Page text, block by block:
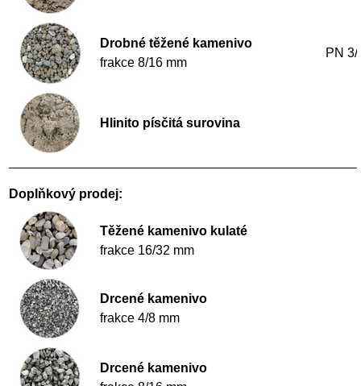
Drobné těžené kamenivo
frakce 8/16 mm
PN
Hlinito písčitá surovina
Doplňkový prodej:
Těžené kamenivo kulaté
frakce 16/32 mm
Drcené kamenivo
frakce 4/8 mm
Drcené kamenivo